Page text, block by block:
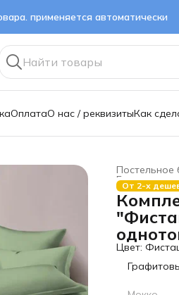
применяется автоматически
ОплатаО нас / реквизитыКак
Постельное
Главная ›
От 2-х
Цвет: